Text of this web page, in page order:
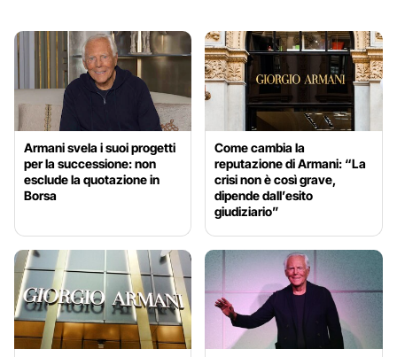
Armani svela i suoi progetti
per la successione: non
esclude la quotazione in
Borsa
Come cambia la
reputazione di Armani: “La
crisi non è così grave,
dipende dall’esito
giudiziario”